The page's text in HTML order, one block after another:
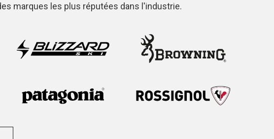
marques les plus réputées dans l'industrie.